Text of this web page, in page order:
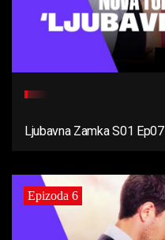
Ljubavna Zamka S01 Ep07
Epizoda 6